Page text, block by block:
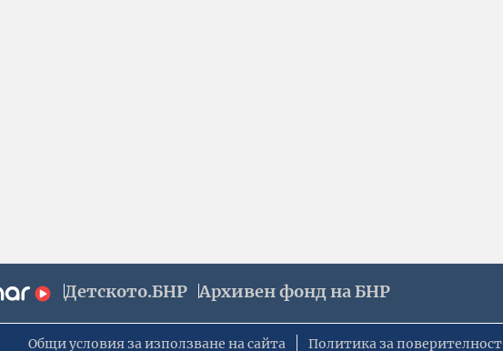
Детското.БНР Архивен фонд на БНР
Общи условия за използване на сайта Политика за поверителност